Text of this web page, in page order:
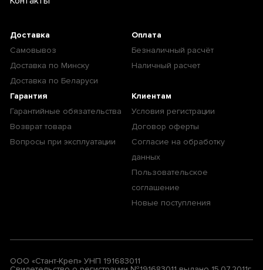
Доставка
Самовывоз
Доставка по Минску
Доставка по Беларуси
Оплата
Безналичный расчёт
Наличный расчет
Гарантия
Гарантийные обязательства
Возврат товара
Вопросы при эксплуатации
Клиентам
Условия регистрации
Договор оферты
Согласие на обработку
данных
Пользовательское
соглашение
Новые поступления
ООО «Стант-Креп» УНП 191683011